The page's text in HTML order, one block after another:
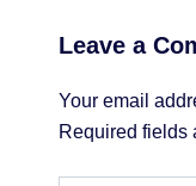
Leave a
Your email
Required fields